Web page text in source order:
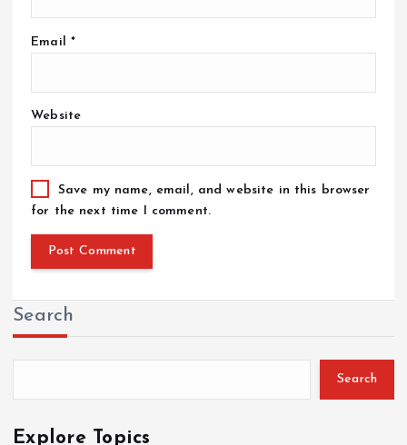
Email *
Website
Save my name, email, and website in this browser
for the next time I comment.
Search
Search
Explore Topics